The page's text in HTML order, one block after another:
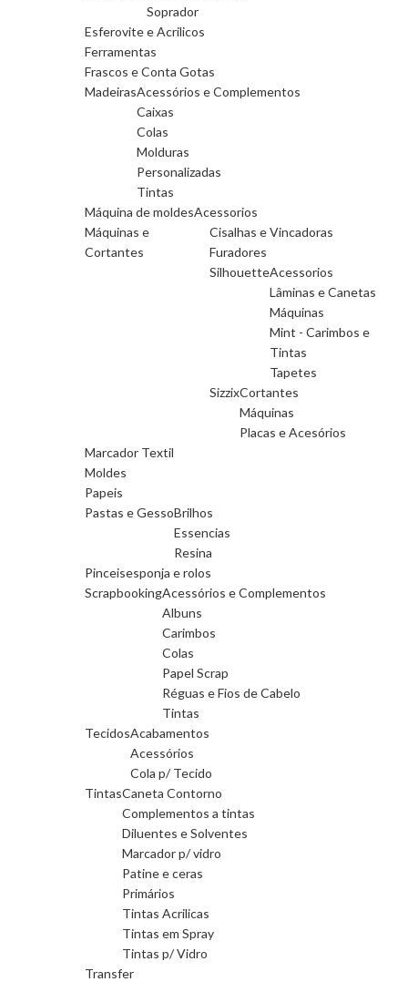
Soprador
Esferovite e Acrilicos
Ferramentas
Frascos e Conta Gotas
MadeirasAcessórios e Complementos
Caixas
Colas
Molduras
Personalizadas
Tintas
Máquina de moldesAcessorios
Máquinas e
Cortantes
Cisalhas e Vincadoras
Furadores
SilhouetteAcessorios
Lâminas e Canetas
Máquinas
Mint - Carimbos e
Tintas
Tapetes
SizzixCortantes
Máquinas
Placas e Acesórios
Marcador Textil
Moldes
Papeis
Pastas e GessoBrilhos
Essencias
Resina
Pinceisesponja e rolos
ScrapbookingAcessórios e Complementos
Albuns
Carimbos
Colas
Papel Scrap
Réguas e Fios de Cabelo
Tintas
TecidosAcabamentos
Acessórios
Cola p/ Tecido
TintasCaneta Contorno
Complementos a tintas
Diluentes e Solventes
Marcador p/ vidro
Patine e ceras
Primários
Tintas Acrilicas
Tintas em Spray
Tintas p/ Vidro
Transfer